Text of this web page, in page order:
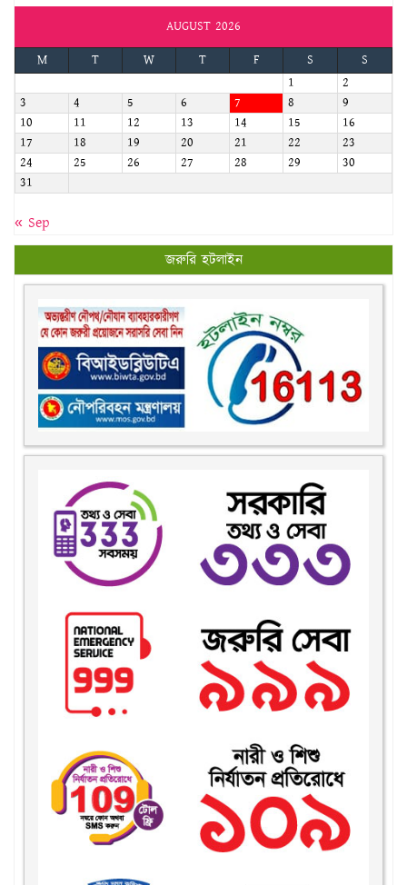
AUGUST 2026
M
T W T F S
S
1
2
3
4 5 6 7 8
9
10
11 12 13 14 15
16
17
18 19 20 21 22
23
24
25 26 27 28 29
30
31
« Sep
জরুরি হটলাইন